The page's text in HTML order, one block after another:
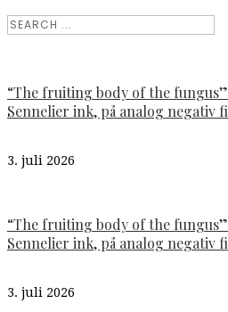
“The fruiting body of the
Sennelier ink, på analog
3. juli 2026
“The fruiting body of the
Sennelier ink, på analog
3. juli 2026